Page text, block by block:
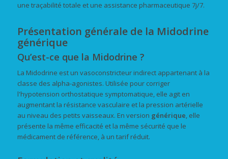
une traçabilité totale et une assistance pharmaceutique 7j/7.
Présentation générale de la Midodrine
générique
Qu’est-ce que la Midodrine ?
La Midodrine est un vasoconstricteur indirect appartenant à la
classe des alpha-agonistes. Utilisée pour corriger
l'hypotension orthostatique symptomatique, elle agit en
augmentant la résistance vasculaire et la pression artérielle
au niveau des petits vaisseaux. En version générique, elle
présente la même efficacité et la même sécurité que le
médicament de référence, à un tarif réduit.